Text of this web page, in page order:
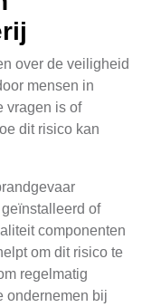
over de veiligheid
mensen in
vragen is of
dit risico kan
of
componenten
om dit risico te
regelmatig
ondernemen bij